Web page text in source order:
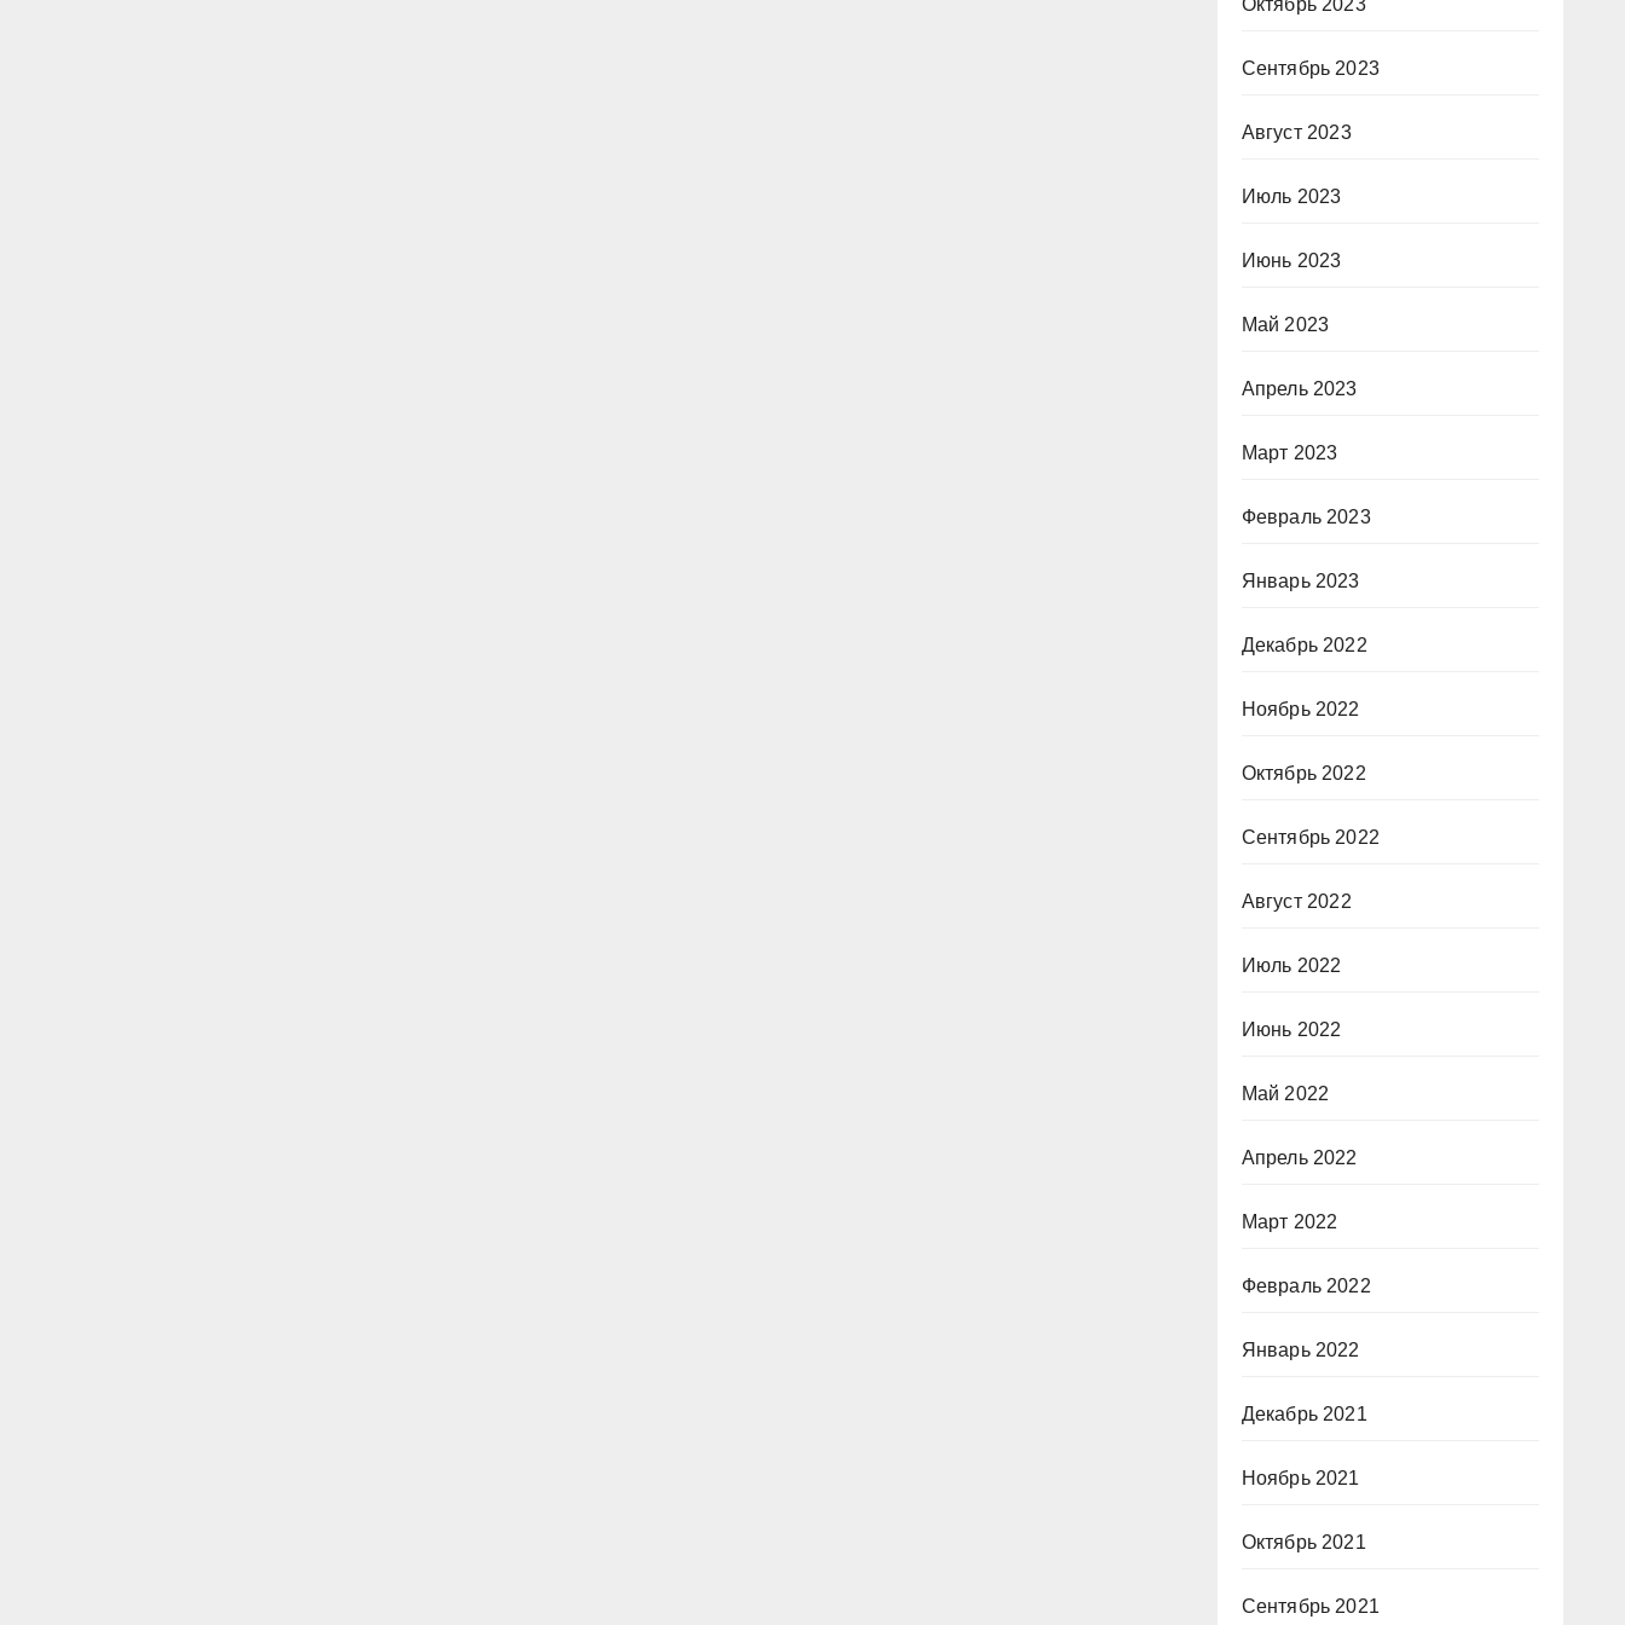
Октябрь 2023
Сентябрь 2023
Август 2023
Июль 2023
Июнь 2023
Май 2023
Апрель 2023
Март 2023
Февраль 2023
Январь 2023
Декабрь 2022
Ноябрь 2022
Октябрь 2022
Сентябрь 2022
Август 2022
Июль 2022
Июнь 2022
Май 2022
Апрель 2022
Март 2022
Февраль 2022
Январь 2022
Декабрь 2021
Ноябрь 2021
Октябрь 2021
Сентябрь 2021